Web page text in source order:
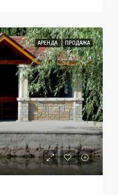
АРЕНДА ПРОДАЖА